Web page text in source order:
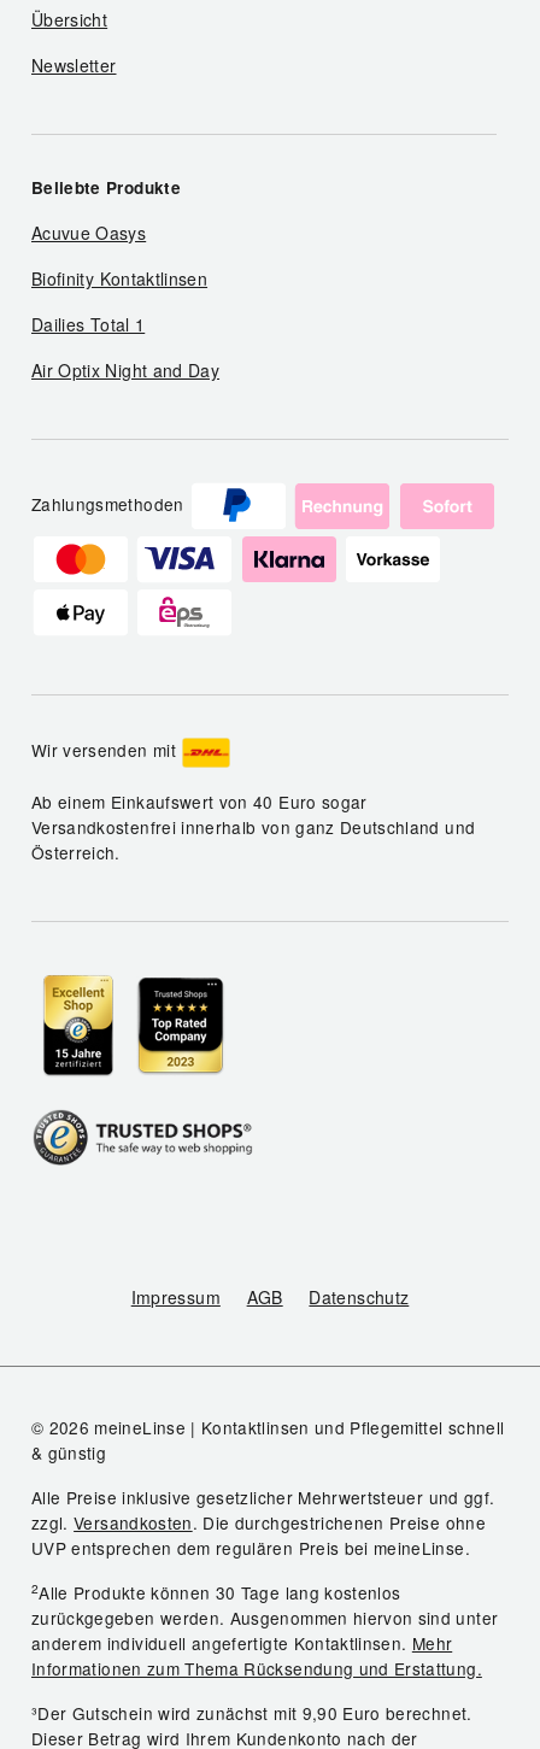
Übersicht
Newsletter
Beliebte Produkte
Acuvue Oasys
Biofinity Kontaktlinsen
Dailies Total 1
Air Optix Night and Day
Zahlungsmethoden
Wir versenden mit
Ab einem Einkaufswert von 40 Euro sogar
Versandkostenfrei innerhalb von ganz Deutschland und
Österreich.
Impressum AGB Datenschutz
© 2026 meineLinse | Kontaktlinsen und Pflegemittel schnell
& günstig
Alle Preise inklusive gesetzlicher Mehrwertsteuer und ggf.
zzgl.Versandkosten. Die durchgestrichenen Preise ohne
UVP entsprechen dem regulären Preis bei meineLinse.
2Alle Produkte können 30 Tage lang kostenlos
zurückgegeben werden. Ausgenommen hiervon sind unter
anderem individuell angefertigte Kontaktlinsen. Mehr
Informationen zum Thema Rücksendung und Erstattung.
³Der Gutschein wird zunächst mit 9,90 Euro berechnet.
Dieser Betrag wird Ihrem Kundenkonto nach der